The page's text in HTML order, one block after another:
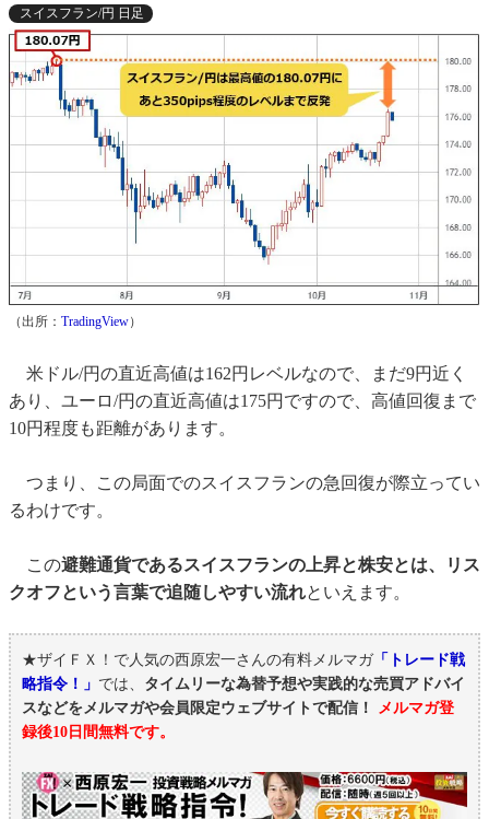
スイスフラン/円 日足
（出所： TradingView）
米ドル/円の直近高値は162円レベルなので、まだ9円近く
あり、ユーロ/円の直近高値は175円ですので、高値回復まで
10円程度も距離があります。
つまり、この局面でのスイスフランの急回復が際立ってい
るわけです。
この避難通貨であるスイスフランの上昇と株安とは、リス
クオフという言葉で追随しやすい流れといえます。
★ザイＦＸ！で人気の西原宏一さんの有料メルマガ「トレード戦
略指令！」 では、 タイムリーな為替予想や実践的な売買アドバイ
スなどをメルマガや会員限定ウェブサイトで配信！
メルマガ登
録後10日間無料です。